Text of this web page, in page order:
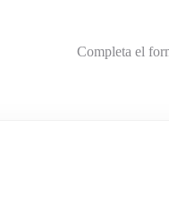
Completa el